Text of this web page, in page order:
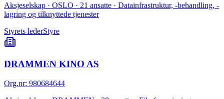
Aksjeselskap · OSLO · 21 ansatte · Datainfrastruktur, -behandling, -
lagring og tilknyttede tjenester
Styrets lederStyre
DRAMMEN KINO AS
Org.nr: 980684644